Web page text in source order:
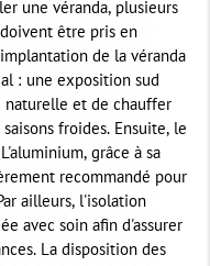
une véranda, plusieurs
être pris en
de la véranda
: une exposition sud
naturelle et de chauffer
froides. Ensuite, le
grâce à sa
recommandé pour
ailleurs, l'isolation
avec soin afin d'assurer
La disposition des